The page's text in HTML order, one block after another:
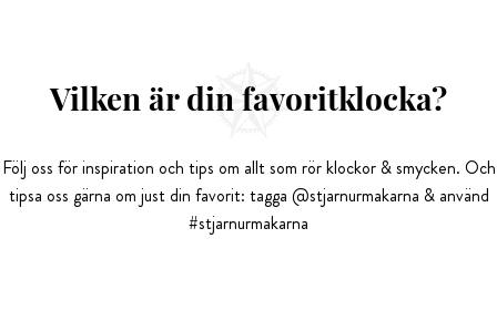
Vilken är din favoritklocka?
Följ oss för inspiration och tips om allt som rör klockor & smycken. Och
tipsa oss gärna om just din favorit: tagga @stjarnurmakarna & använd
#stjarnurmakarna